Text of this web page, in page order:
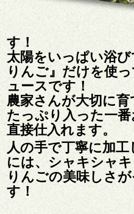
す！
太陽をいっぱい浴
りんご』だけを使
ュースです！
農家さんが大切に
たっぷり入った一
直接仕入れます。
人の手で丁寧に加
には、シャキシャ
りんごの美味しさ
す！